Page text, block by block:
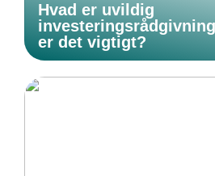
Hvad er uvildig
er det vigtigt?